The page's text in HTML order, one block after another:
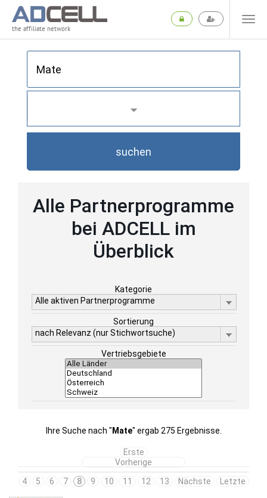
the affiliate network
suchen
Alle Partnerprogramme
bei ADCELL im
Überblick
Kategorie
Alle aktiven Partnerprogramme
Sortierung
nach Relevanz (nur Stichwortsuche)
Vertriebsgebiete
Ihre Suche nach " Mate" ergab 275 Ergebnisse.
Erste
Vorherige
4
5 6 7 8 9 10 11 12 13 Nächste Letzte